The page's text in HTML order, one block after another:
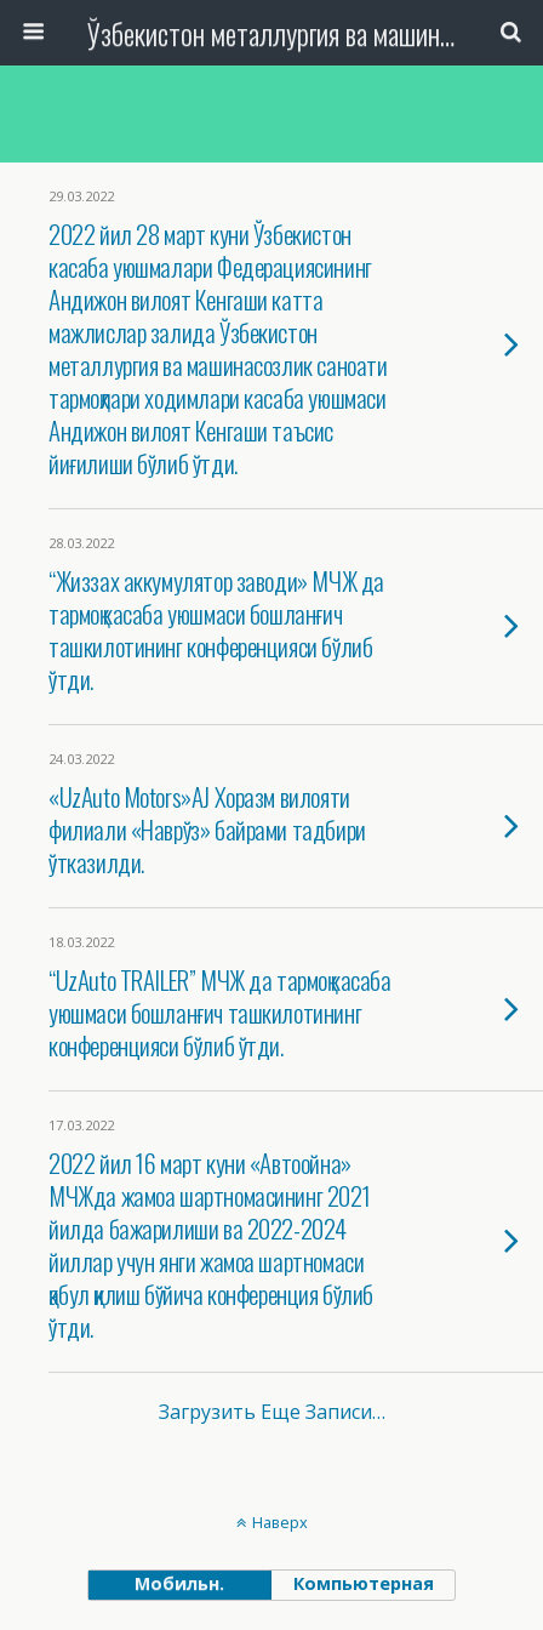
Ўзбекистон металлургия ва машинасозлик саноати тармоқлари ходимлари касаба уюшмаси Республика Кенгаши
29.03.2022
2022 йил 28 март куни Ўзбекистон
касаба уюшмалари Федерациясининг
Андижон вилоят Кенгаши катта
мажлислар залида Ўзбекистон
металлургия ва машинасозлик саноати
тармоқлари ходимлари касаба уюшмаси
Андижон вилоят Кенгаши таъсис
йиғилиши бўлиб ўтди.
28.03.2022
“Жиззах аккумулятор заводи» МЧЖ да
тармоқ касаба уюшмаси бошланғич
ташкилотининг конференцияси бўлиб
ўтди.
24.03.2022
«UzAuto Motors»АJ Хоразм вилояти
филиали «Наврўз» байрами тадбири
ўтказилди.
18.03.2022
“UzAuto TRAILER” МЧЖ да тармоқ касаба
уюшмаси бошланғич ташкилотининг
конференцияси бўлиб ўтди.
17.03.2022
2022 йил 16 март куни «Автоойна»
МЧЖда жамоа шартномасининг 2021
йилда бажарилиши ва 2022-2024
йиллар учун янги жамоа шартномаси
қабул қилиш бўйича конференция бўлиб
ўтди.
Загрузить Еще Записи…
Наверх
Мобильн. Компьютерная